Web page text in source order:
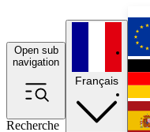
Open sub
navigation
Recherche
Français